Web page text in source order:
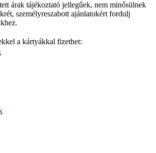
árak tájékoztató jellegűek, nem minősülnek
személyreszabott ajánlatokért fordulj
a kártyákkal fizethet: